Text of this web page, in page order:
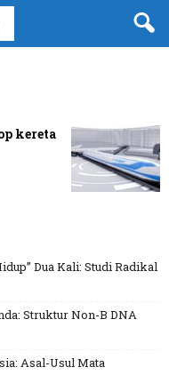
kereta
Dua Kali: Studi Radikal
Struktur Non-B DNA
Asal-Usul Mata